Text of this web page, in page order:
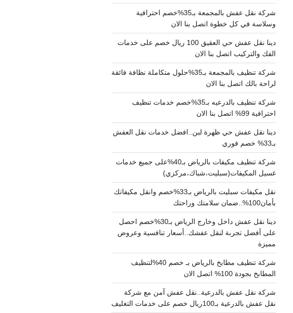
شركة نقل عفش بالمجمعة بـ35%خصم احترافية
وسلاسة في كل خطوة اتصل بنا الان
دينا نقل عفش حي العقيق 100 ريال خصم على خدمات
الفك والتركيب اتصل بنا الان
شركة تنظيف بالمجمعة بـ35%حلول متكاملة نظافة فائقة
لراحة بالك اتصل بنا الان
شركة تنظيف بالدرعيه بـ35%خصم خدمات تنظيف
احترافية 99% اتصل بنا الان
دينا نقل عفش حي ظهرة لبن..افضل خدمات نقل العفش
بـ33% خصم فوري
شركة تنظيف مكيفات بالرياض بـ40%على جميع خدمات
غسيل المكيفات(سبليت،شباك،مركزي)
نقل مكيفات سبليت بالرياض بـ33%خصم وانقل مكيفاتك
بأمان100%..ضمان سلامتك وراحتك
دينا نقل عفش داخل وخارج الرياض بـ30%خصم احصل
على أفضل تجربة لنقل عفشك..أسعار تنافسية وعروض
مميزة
شركة تنظيف مطابخ بالرياض بـ خصم 40%لتنظيف
المطابخ بجودة 100% اتصل الان
شركة نقل عفش بالدرعية..نقل عفش آمن مع شركة
نقل عفش بالدرعية بـ100ريال خصم على خدمات التغليف